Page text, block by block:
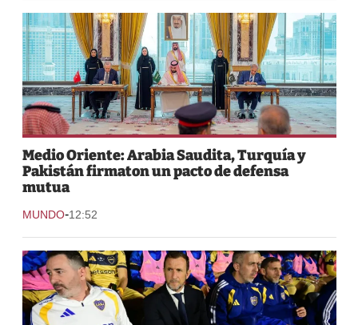
Medio Oriente: Arabia Saudita, Turquía y
Pakistán firmaton un pacto de defensa
mutua
MUNDO-12:52